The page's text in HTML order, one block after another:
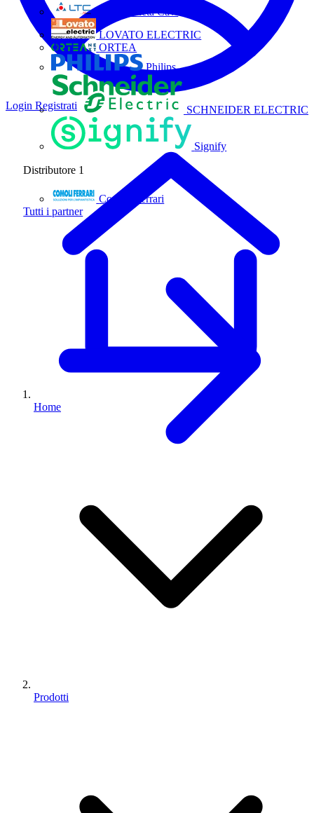
La Triveneta Cavi
LOVATO ELECTRIC
ORTEA
Philips
SCHNEIDER ELECTRIC
Signify
Distributore 1
Comoli Ferrari
Tutti i partner
Login Registrati
Home
Prodotti